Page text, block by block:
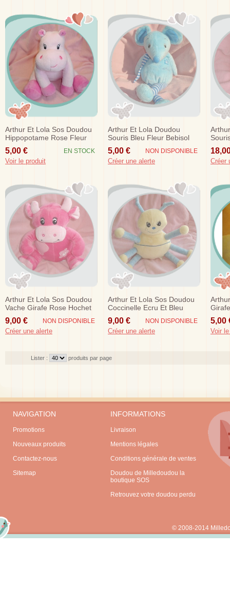
Arthur Et Lola Sos Doudou
Hippopotame Rose Fleur
Hochet
5,00 € EN STOCK
Voir le produit
Arthur Et Lola Doudou
Souris Bleu Fleur Bebisol
Sos
5,00 € NON DISPONIBLE
Créer une alerte Créer
Arthur Et Lola Sos Doudou
Vache Girafe Rose Hochet
Fleur
9,00 € NON DISPONIBLE
Créer une alerte
Arthur Et Lola Sos Doudou
Coccinelle Ecru Et Bleu
9,00 € NON DISPONIBLE
Créer une alerte
5,00
Voir
Lister : produits par page
NAVIGATION
Promotions
Nouveaux produits
Contactez-nous
Sitemap
INFORMATIONS
Livraison
Mentions légales
Conditions générale de ventes
Doudou de Milledoudou la
boutique SOS
Retrouvez votre doudou perdu
© 2008-2014